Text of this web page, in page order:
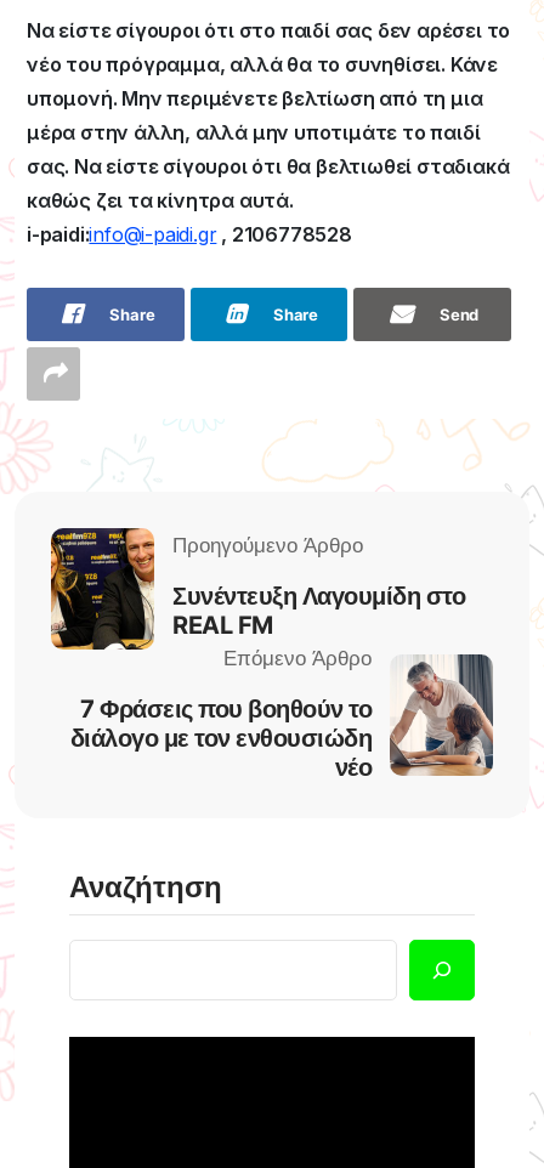
Να είστε σίγουροι ότι στο παιδί σας δεν αρέσει το
νέο του πρόγραμμα, αλλά θα το συνηθίσει. Κάνε
υπομονή. Μην περιμένετε βελτίωση από τη μια
μέρα στην άλλη, αλλά μην υποτιμάτε το παιδί
σας. Να είστε σίγουροι ότι θα βελτιωθεί σταδιακά
καθώς ζει τα κίνητρα αυτά.
i-paidi:info@i-paidi.gr, 2106778528
Share Share Send
Συνέντευξη Λαγουμίδη στο
REAL FM
7 Φράσεις που βοηθούν το
διάλογο με τον ενθουσιώδη
νέο
Αναζήτηση